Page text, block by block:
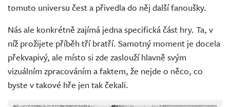
tomuto universu čest a přivedla do něj další fanoušky.
Nás ale konkrétně zajímá jedna specifická část hry. Ta, v
níž prožijete příběh tří bratří. Samotný moment je docela
překvapivý, ale místo si zde zaslouží hlavně svým
vizuálním zpracováním a faktem, že nejde o něco, co
byste v takové hře jen tak čekali.